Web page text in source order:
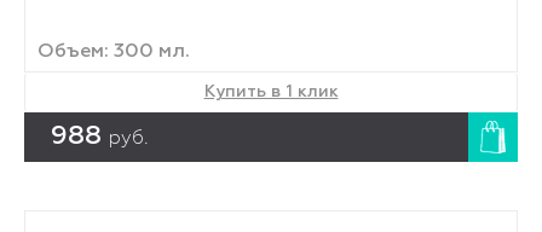
Объем: 300 мл.
Купить в 1 клик
988 руб.